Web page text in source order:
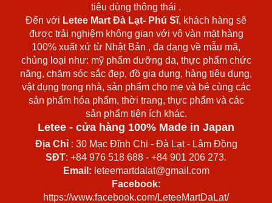
tiêu dùng thông thái .
Đến với Letee Mart Đà Lạt- Phú Sĩ, khách hàng sẽ
được trải nghiệm không gian với vô vàn mặt hàng
100% xuất xứ từ Nhật Bản , đa dạng về mẫu mã,
chủng loại như: mỹ phẩm dưỡng da, thực phẩm chức
năng, chăm sóc sắc đẹp, đồ gia dụng, hàng tiêu dụng,
vật dụng trong nhà, sản phẩm cho mẹ và bé cùng các
sản phẩm hóa phẩm, thời trang, thực phẩm và các
sản phẩm tiện ích khác.
Letee - cửa hàng 100% Made in Japan
Địa Chỉ: 30 Mạc Đĩnh Chi - Đà Lạt - Lâm Đồng
SĐT: +84 976 518 688 - +84 901 206 273.
Email: leteemartdalat@gmail.com
Facebook:
https://www.facebook.com/LeteeMartDaLat/